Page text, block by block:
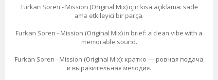
Furkan Soren - Mission (Original Mix) için kısa açıklama: sade
ama etkileyici bir parça.
Furkan Soren - Mission (Original Mix) in brief: a clean vibe with a
memorable sound.
Furkan Soren - Mission (Original Mix): кратко — ровная подача
и выразительная мелодия.